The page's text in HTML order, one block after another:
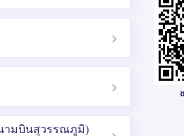
นามบินสุวรรณภูมิ)